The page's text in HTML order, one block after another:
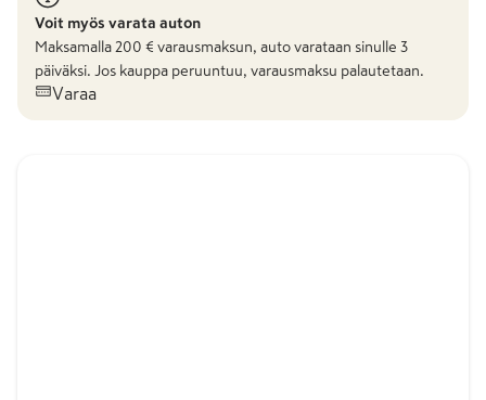
Voit myös varata auton
Maksamalla 200 € varausmaksun, auto varataan sinulle 3
päiväksi. Jos kauppa peruuntuu, varausmaksu palautetaan.
Varaa